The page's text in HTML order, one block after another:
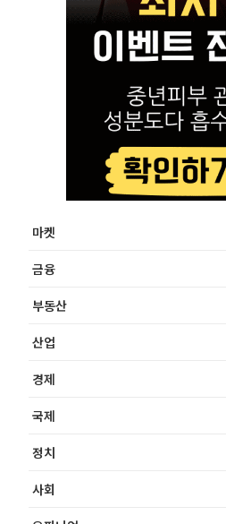
마켓
금융
부동산
산업
경제
국제
정치
사회